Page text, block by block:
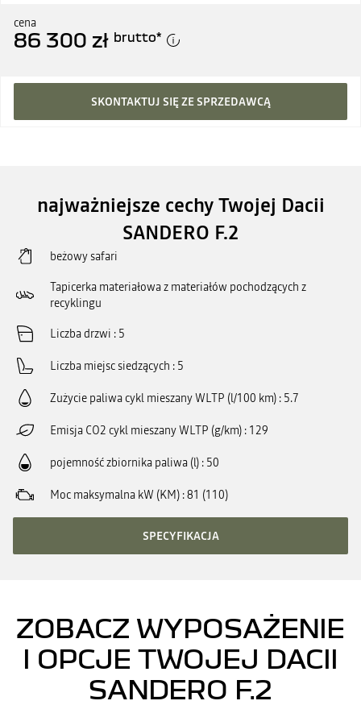
cena
86 300 zł brutto*
SKONTAKTUJ SIĘ ZE SPRZEDAWCĄ
najważniejsze cechy Twojej Dacii
SANDERO F.2
beżowy safari
Tapicerka materiałowa z materiałów pochodzących z
recyklingu
Liczba drzwi 5
Liczba miejsc siedzących 5
Zużycie paliwa cykl mieszany WLTP (l/100 km) 5.7
Emisja CO2 cykl mieszany WLTP (g/km) 129
pojemność zbiornika paliwa (l) 50
Moc maksymalna kW (KM) 81 (110)
SPECYFIKACJA
ZOBACZ WYPOSAŻENIE
I OPCJE TWOJEJ DACII
SANDERO F.2